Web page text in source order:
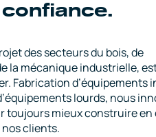
des secteurs du bois, de
la mécanique industrielle,
Fabrication d’équipements
lourds, nous
toujours mieux construire en
clients.